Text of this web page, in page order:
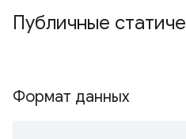
Публичные
Формат данных